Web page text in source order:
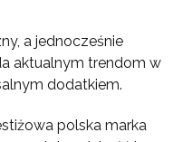
a jednocześnie
aktualnym trendom w
dodatkiem.
polska marka